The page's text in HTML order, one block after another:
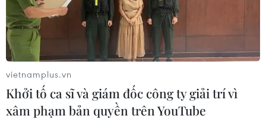
vietnamplus.vn
Khởi tố ca sĩ và giám đốc công ty giải trí vì
xâm phạm bản quyền trên YouTube